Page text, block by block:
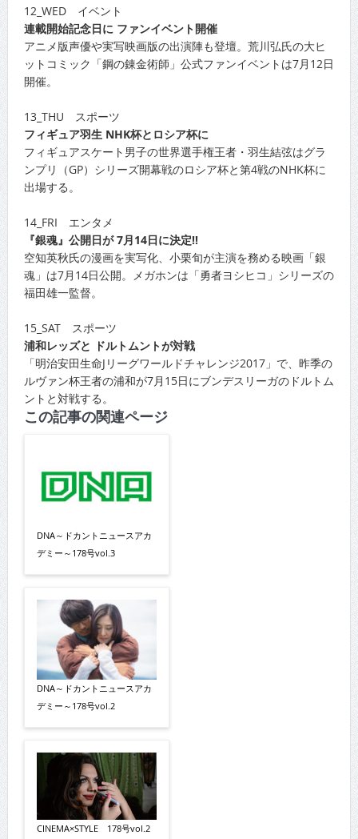
12_WED イベント
連載開始記念日に ファンイベント開催
アニメ版声優や実写映画版の出演陣も登壇。荒川弘氏の大ヒ
ットコミック「鋼の錬金術師」公式ファンイベントは7月12日
開催。
13_THU スポーツ
フィギュア羽生 NHK杯とロシア杯に
フィギュアスケート男子の世界選手権王者・羽生結弦はグラ
ンプリ（GP）シリーズ開幕戦のロシア杯と第4戦のNHK杯に
出場する。
14_FRI エンタメ
『銀魂』公開日が 7月14日に決定!!
空知英秋氏の漫画を実写化、小栗旬が主演を務める映画「銀
魂」は7月14日公開。メガホンは「勇者ヨシヒコ」シリーズの
福田雄一監督。
15_SAT スポーツ
浦和レッズと ドルトムントが対戦
「明治安田生命Jリーグワールドチャレンジ2017」で、昨季の
ルヴァン杯王者の浦和が7月15日にブンデスリーガのドルトム
ントと対戦する。
この記事の関連ページ
DNA～ドカントニュースアカ
デミー～178号vol.3
DNA～ドカントニュースアカ
デミー～178号vol.2
CINEMA×STYLE 178号vol.2